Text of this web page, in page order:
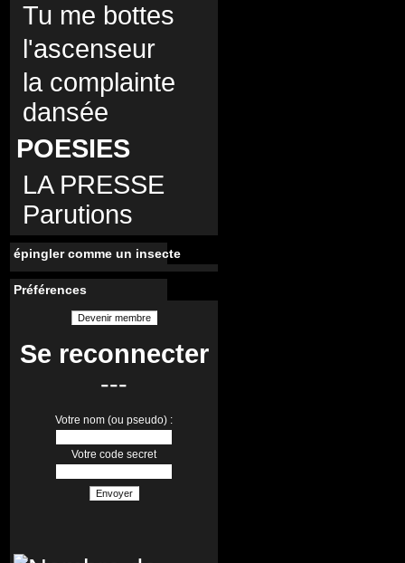
Tu me bottes
l'ascenseur
la complainte
dansée
POESIES
LA PRESSE
Parutions
épingler comme un insecte
Préférences
Devenir membre
Se reconnecter
---
Votre nom (ou pseudo) :
Votre code secret
Envoyer